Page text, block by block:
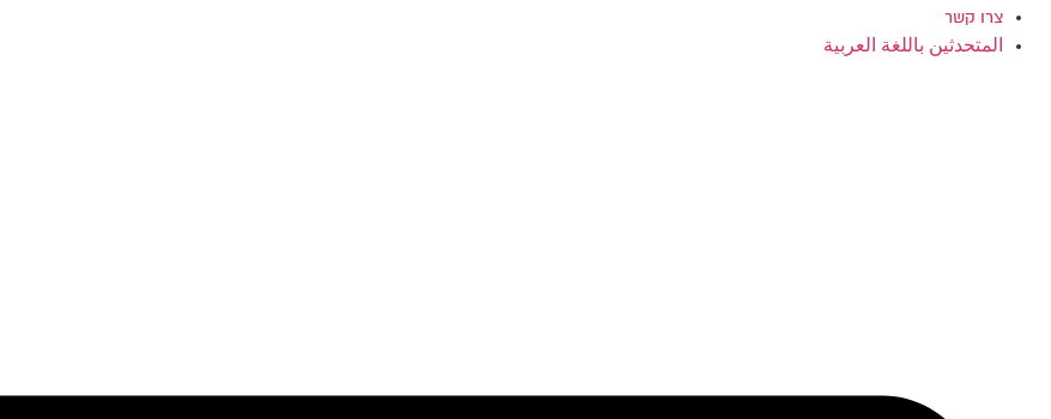
צרו קשר
المتحدثين باللغة العربية